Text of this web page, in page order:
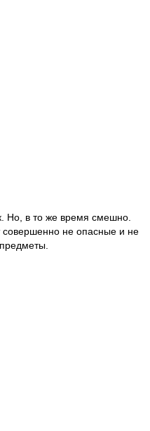
Но, в то же время смешно.
не опасные и не